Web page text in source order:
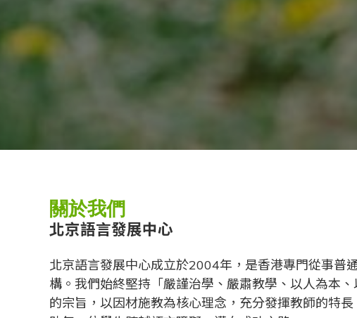
關於我們
北京語言發展中心
北京語言發展中心成立於2004年，是香港專門從事普
構。我們始終堅持「嚴謹治學、嚴肅教學、以人為本、
的宗旨，以因材施教為核心理念，充分發揮教師的特